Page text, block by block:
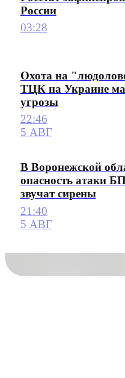
России
03:28
Охота на
ТЦК на Украине
угрозы
22:46
5 АВГ
В Воронежской
опасность атаки
звучат сирены
21:40
5 АВГ